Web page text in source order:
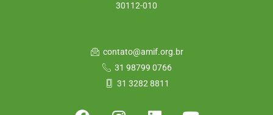
30112-010
contato@amif.org.br
31 98799 0766
31 3282 8811